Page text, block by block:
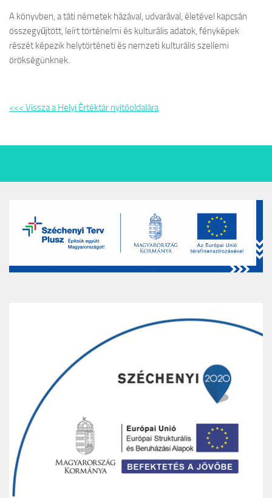
A könyvben, a táti németek házával, udvarával, életével kapcsán
összegyűjtött, leírt történelmi és kulturális adatok, fényképek
részét képezik helytörténeti és nemzeti kulturális szellemi
örökségünknek.
<<< Vissza a Helyi Értéktár nyitóoldalára